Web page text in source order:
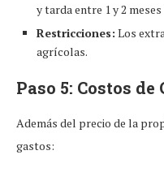
y tarda entre 1 y 2
Restricciones: Los
agrícolas.
Paso 5: Costos de
Además del precio de la
gastos: